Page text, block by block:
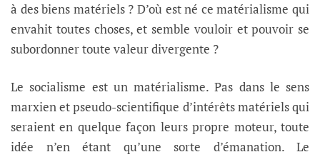
à des biens matériels ? D’où est né ce matérialisme qui
envahit toutes choses, et semble vouloir et pouvoir se
subordonner toute valeur divergente ?
Le socialisme est un matérialisme. Pas dans le sens
marxien et pseudo-scientifique d’intérêts matériels qui
seraient en quelque façon leurs propre moteur, toute
idée n’en étant qu’une sorte d’émanation. Le